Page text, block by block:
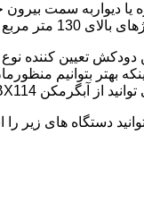
یا دیواربه سمت